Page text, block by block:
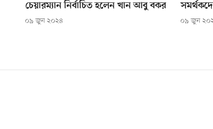
চেয়ারম্যান নির্বাচিত হলেন খান আবু বকর
০৯ জুন ২০২৪ ০৯ জুন